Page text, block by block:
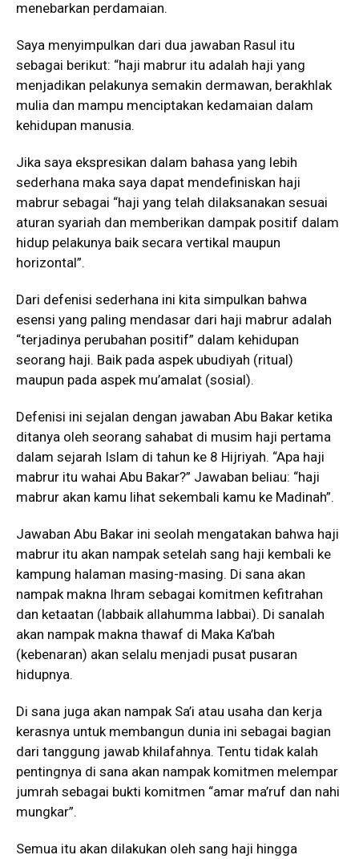
menebarkan perdamaian.
Saya menyimpulkan dari dua jawaban Rasul itu
sebagai berikut: “haji mabrur itu adalah haji yang
menjadikan pelakunya semakin dermawan, berakhlak
mulia dan mampu menciptakan kedamaian dalam
kehidupan manusia.
Jika saya ekspresikan dalam bahasa yang lebih
sederhana maka saya dapat mendefiniskan haji
mabrur sebagai “haji yang telah dilaksanakan sesuai
aturan syariah dan memberikan dampak positif dalam
hidup pelakunya baik secara vertikal maupun
horizontal”.
Dari defenisi sederhana ini kita simpulkan bahwa
esensi yang paling mendasar dari haji mabrur adalah
“terjadinya perubahan positif” dalam kehidupan
seorang haji. Baik pada aspek ubudiyah (ritual)
maupun pada aspek mu’amalat (sosial).
Defenisi ini sejalan dengan jawaban Abu Bakar ketika
ditanya oleh seorang sahabat di musim haji pertama
dalam sejarah Islam di tahun ke 8 Hijriyah. “Apa haji
mabrur itu wahai Abu Bakar?” Jawaban beliau: “haji
mabrur akan kamu lihat sekembali kamu ke Madinah”.
Jawaban Abu Bakar ini seolah mengatakan bahwa haji
mabrur itu akan nampak setelah sang haji kembali ke
kampung halaman masing-masing. Di sana akan
nampak makna Ihram sebagai komitmen kefitrahan
dan ketaatan (labbaik allahumma labbai). Di sanalah
akan nampak makna thawaf di Maka Ka’bah
(kebenaran) akan selalu menjadi pusat pusaran
hidupnya.
Di sana juga akan nampak Sa’i atau usaha dan kerja
kerasnya untuk membangun dunia ini sebagai bagian
dari tanggung jawab khilafahnya. Tentu tidak kalah
pentingnya di sana akan nampak komitmen melempar
jumrah sebagai bukti komitmen “amar ma’ruf dan nahi
mungkar”.
Semua itu akan dilakukan oleh sang haji hingga